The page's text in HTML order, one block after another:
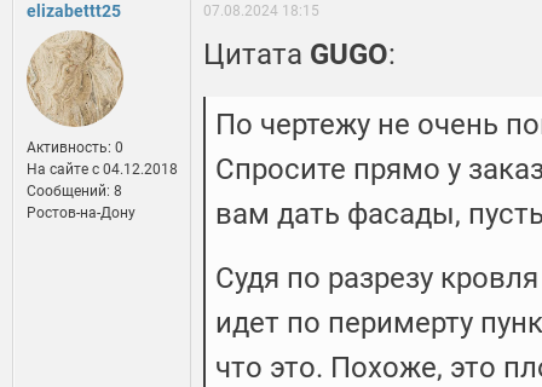
elizabettt25
Активность: 0
На сайте c 04.12.2018
Сообщений: 8
Ростов-на-Дону
07.08.2024 18:15
Цитата GUGO:
По чертежу не очень
Спросите прямо у
вам дать фасады,
Судя по разрезу
идет по перимерту
что это. Похоже, это